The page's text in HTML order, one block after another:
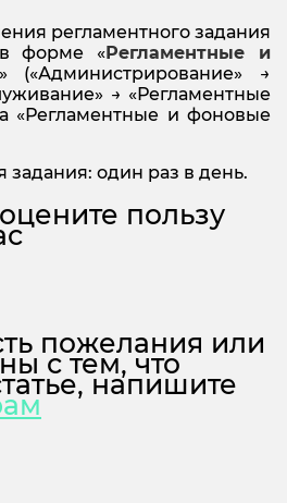
регламентного задания
форме « Регламентные и
» («Администрирование» →
→ «Регламентные
«Регламентные и фоновые
задания: один раз в день.
пользу
пожелания или
с тем, что
напишите